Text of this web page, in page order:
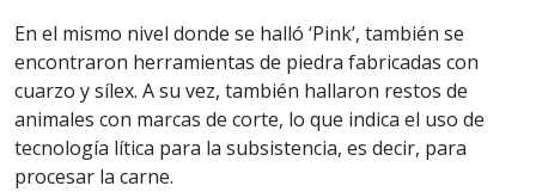
En el mismo nivel donde se halló ‘Pink’, también se
encontraron herramientas de piedra fabricadas con
cuarzo y sílex. A su vez, también hallaron restos de
animales con marcas de corte, lo que indica el uso de
tecnología lítica para la subsistencia, es decir, para
procesar la carne.